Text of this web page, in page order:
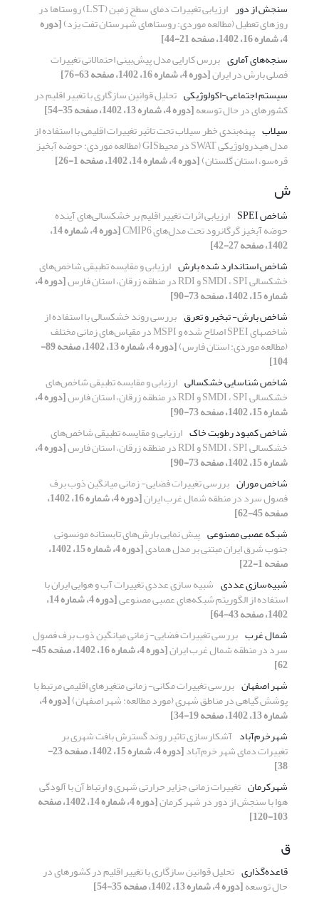
سنجش از دور ارزیابی تغییرات دمای سطح زمین (LST) روستاها در
روزهای تعطیل (مطالعه موردی: روستاهای شهرستان تفت یزد)[دوره
4، شماره 16، 1402، صفحه 21-44]
سنجه‌های آماری بررس کارایی مدل پیش‌بینی احتمالاتی تغییرات
فصلی بارش در ایران[دوره 4، شماره 16، 1402، صفحه 63-76]
سیستم اجتماعی-اکولوژیکی تحلیل قوانین سازگاری با تغییر اقلیم در
کشورهای در حال توسعه[دوره 4، شماره 13، 1402، صفحه 35-54]
سیلاب پهنه‌بندی خطر سیلاب تحت تاثیر تغییرات اقلیمی با استفاده از
مدل هیدرولوژیکی SWAT در محیطGIS (مطالعه موردی: حوضه آبخیز
قره‌سو، استان گلستان)[دوره 4، شماره 14، 1402، صفحه 1-26]
ش
شاخص SPEI ارزیابی اثرات تغییر اقلیم بر خشکسالی‌های آینده
حوضه آبخیز گرگانرود تحت مدل‌های CMIP6 [دوره 4، شماره 14،
1402، صفحه 27-42]
شاخص استاندارد شده بارش ارزیابی و مقایسه تطبیقی شاخص‌های
خشکسالی SMDI ، SPI و RDI در منطقه زرقان، استان فارس [دوره 4،
شماره 15، 1402، صفحه 73-90]
شاخص بارش- تبخیر و تعرق بررسی روند خشکسالی با استفاده از
شاخص‎های SPEI اصلاح شده و MSPI در مقیاس‌های زمانی مختلف
(مطالعه موردی: استان فارس) [دوره 4، شماره 13، 1402، صفحه 89-
104]
شاخص شناسایی خشکسالی ارزیابی و مقایسه تطبیقی شاخص‌های
خشکسالی SMDI ، SPI و RDI در منطقه زرقان، استان فارس [دوره 4،
شماره 15، 1402، صفحه 73-90]
شاخص کمبود رطوبت خاک ارزیابی و مقایسه تطبیقی شاخص‌های
خشکسالی SMDI ، SPI و RDI در منطقه زرقان، استان فارس [دوره 4،
شماره 15، 1402، صفحه 73-90]
شاخص موران بررسی تغییرات فضایی- زمانی میانگین ذوب برف
فصول سرد در منطقه شمال غرب ایران [دوره 4، شماره 16، 1402،
صفحه 45-62]
شبکه عصبی مصنوعی پیش نمایی بارش‌های تابستانه مونسونی
جنوب شرق ایران مبتنی بر مدل همادی [دوره 4، شماره 15، 1402،
صفحه 1-22]
شبیه‌سازی عددی شبیه سازی عددی تغییرات آب و هوایی ایران با
استفاده از الگوریتم شبکه‌های عصبی مصنوعی [دوره 4، شماره 14،
1402، صفحه 43-64]
شمال غرب بررسی تغییرات فضایی- زمانی میانگین ذوب برف فصول
سرد در منطقه شمال غرب ایران [دوره 4، شماره 16، 1402، صفحه 45-
62]
شهر اصفهان بررسی تغییرات مکانی- زمانی متغیر‌های اقلیمی مرتبط با
پوشش گیاهی در مناطق شهری (مورد مطالعه: شهر اصفهان) [دوره 4،
شماره 13، 1402، صفحه 19-34]
شهرخرم‌آباد آشکارسازی تاثیر روند گسترش بافت شهری بر
تغییرات دمای شهر خرم‌آباد [دوره 4، شماره 15، 1402، صفحه 23-
38]
شهرکرمان تغییرات زمانی جزایر حرارتی شهری و ارتباط آن با آلودگی
هوا با سنجش از دور در شهر کرمان [دوره 4، شماره 14، 1402، صفحه
103-120]
ق
قاعده‌گذاری تحلیل قوانین سازگاری با تغییر اقلیم در کشورهای در
حال توسعه[دوره 4، شماره 13، 1402، صفحه 35-54]